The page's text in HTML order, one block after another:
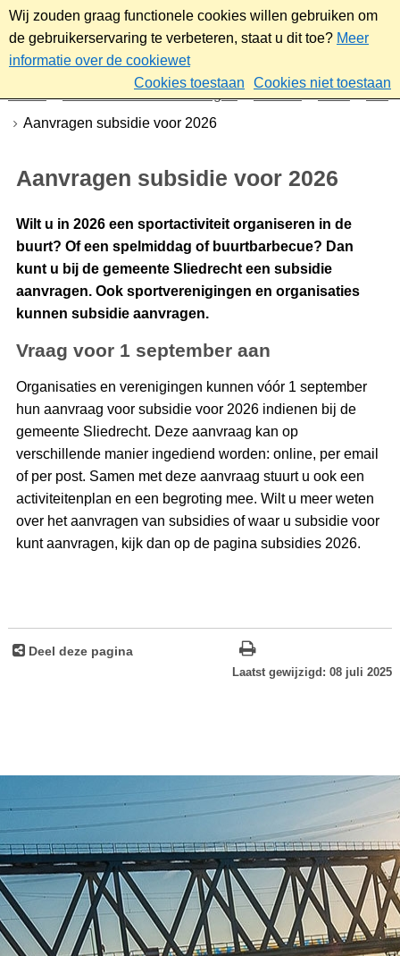
Wij zouden graag functionele cookies willen gebruiken om
de gebruikerservaring te verbeteren, staat u dit toe? Meer
informatie over de cookiewet
Cookies toestaan
Cookies niet toestaan
Nieuws & bekendmakingen Nieuws 2025
Juli
Aanvragen subsidie voor 2026
Aanvragen subsidie voor 2026
Wilt u in 2026 een sportactiviteit organiseren in de
buurt? Of een spelmiddag of buurtbarbecue? Dan
kunt u bij de gemeente Sliedrecht een subsidie
aanvragen. Ook sportverenigingen en organisaties
kunnen subsidie aanvragen.
Vraag voor 1 september aan
Organisaties en verenigingen kunnen vóór 1 september
hun aanvraag voor subsidie voor 2026 indienen bij de
gemeente Sliedrecht. Deze aanvraag kan op
verschillende manier ingediend worden: online, per email
of per post. Samen met deze aanvraag stuurt u ook een
activiteitenplan en een begroting mee. Wilt u meer weten
over het aanvragen van subsidies of waar u subsidie voor
kunt aanvragen, kijk dan op de pagina subsidies 2026.
Deel deze pagina
Laatst gewijzigd: 08 juli 2025